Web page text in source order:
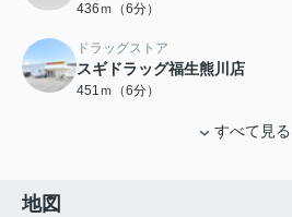
436ｍ（6分）
ドラッグストア
スギドラッグ福生熊川店
451ｍ（6分）
すべて見る
地図